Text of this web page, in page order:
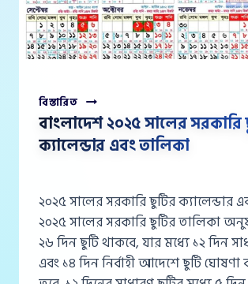
বাংলাদেশ ২০২৫ সালের সরকারি
ক্যালেন্ডার এবং তালিকা
২০২৫ সালের সরকারি ছুটির ক্যালেন্ডার
২০২৫ সালের সরকারি ছুটির তালিকা
২৬ দিন ছুটি থাকবে, যার মধ্যে ১২ দিন
এবং ১৪ দিন নির্বাহী আদেশে ছুটি ঘোষণা
বিস্তারিত বাংলাদেশ
২০২৫
সালের
সরকারি
এবং
তালিকা